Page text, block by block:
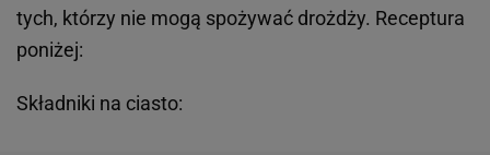
tych, którzy nie mogą spożywać drożdży. Receptura
poniżej:
Składniki na ciasto: